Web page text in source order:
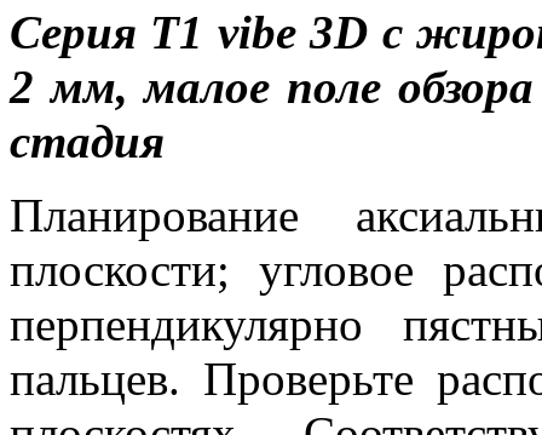
Серия T1 vibe3D с
2 мм, малое поле обзора
стадия
Планирование
плоскости; угловое
перпендикулярно
пальцев. Проверьте